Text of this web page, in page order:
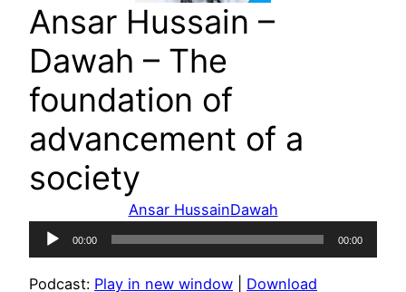
Ansar Hussain –
Dawah – The
foundation of
advancement of a
society
Ansar HussainDawah
Audio
Player
00:00 00:00
Podcast: Play in new window
Download